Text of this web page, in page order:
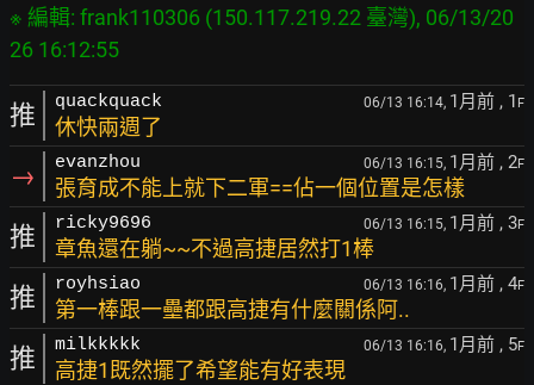
※ 編輯: frank110306 (150.117.219.22 臺灣), 06/13/20
推 quackquack 06/13 16:14, 1月前 , 1 F
休快兩週了
→ evanzhou 06/13 16:15, 1月前 , 2F
張育成不能上就下二軍==佔一個位置是怎樣
推 ricky9696 06/13 16:15, 1月前 , 3F
章魚還在躺~~不過高捷居然打1棒
推 royhsiao 06/13 16:16, 1月前 , 4F
第一棒跟一壘都跟高捷有什麼關係阿..
推 milkkkkk 06/13 16:16, 1月前 , 5F
高捷1既然擺了希望能有好表現